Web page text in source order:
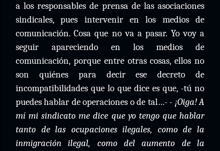
a los responsables de prensa de las asociaciones
sindicales, pues intervenir en los medios de
comunicación. Cosa que no va a pasar. Yo voy a
seguir apareciendo en los medios de
comunicación, porque entre otras cosas, ellos no
son quiénes para decir ese decreto de
incompatibilidades que lo que dice es que, -tú no
puedes hablar de operaciones o de tal…- - ¡Oiga! A
mí mi sindicato me dice que yo tengo que hablar
tanto de las ocupaciones ilegales, como de la
inmigración ilegal, como del aumento de la